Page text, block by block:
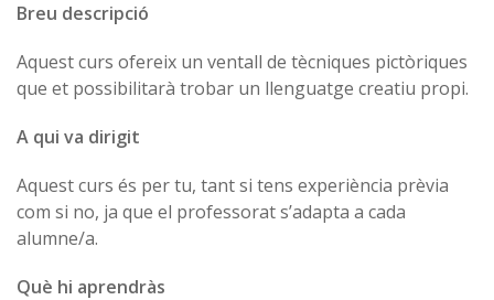
Breu descripció
Aquest curs ofereix un ventall de tècniques pictòriques
que et possibilitarà trobar un llenguatge creatiu propi.
A qui va dirigit
Aquest curs és per tu, tant si tens experiència prèvia
com si no, ja que el professorat s’adapta a cada
alumne/a.
Què hi aprendràs